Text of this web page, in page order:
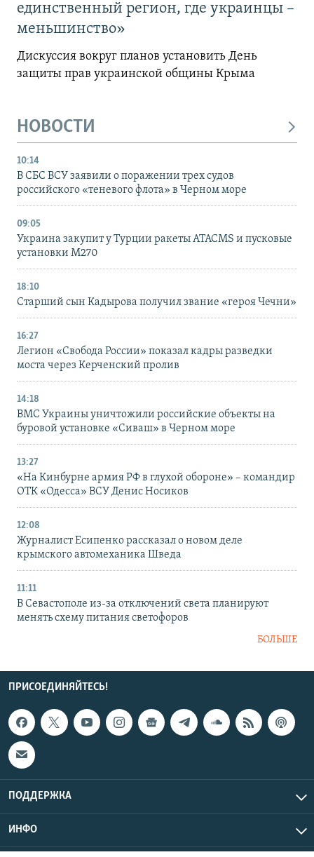
единственный регион, где украинцы –
меньшинство»
Дискуссия вокруг планов установить День
защиты прав украинской общины Крыма
НОВОСТИ
10:14
В СБС ВСУ заявили о поражении трех судов
российского «теневого флота» в Черном море
09:05
Украина закупит у Турции ракеты ATACMS и пусковые
установки M270
18:10
Старший сын Кадырова получил звание «героя Чечни»
16:27
Легион «Свобода России» показал кадры разведки
моста через Керченский пролив
14:18
ВМС Украины уничтожили российские объекты на
буровой установке «Сиваш» в Черном море
13:27
«На Кинбурне армия РФ в глухой обороне» – командир
ОТК «Одесса» ВСУ Денис Носиков
12:08
Журналист Есипенко рассказал о новом деле
крымского автомеханика Шведа
11:11
В Севастополе из-за отключений света планируют
менять схему питания светофоров
БОЛЬШЕ
ПРИСОЕДИНЯЙТЕСЬ!
ПОДДЕРЖКА
ИНФО